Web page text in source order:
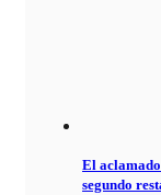
El aclamado
segundo